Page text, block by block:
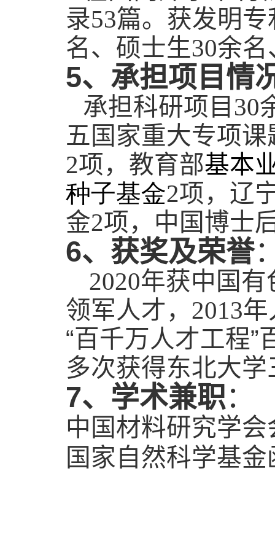
录53篇。获发明专
名、硕士生30余名
5、承担项目情
承担科研项目 30
五国家重大专项课
2项，教育部基本
种子基金2项，辽
金2项，中国博士
6、获奖及荣誉
2020年获中国
领军人才， 2013
“百千万人才工程”
多次获得东北大
7、学术兼职：
中国材料研究学会
国家自然科学基